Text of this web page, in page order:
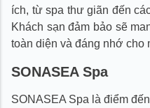
ích, từ spa thư giãn đến
Khách sạn đảm bảo sẽ
toàn diện và đáng nhớ cho
SONASEA Spa
SONASEA Spa là điểm